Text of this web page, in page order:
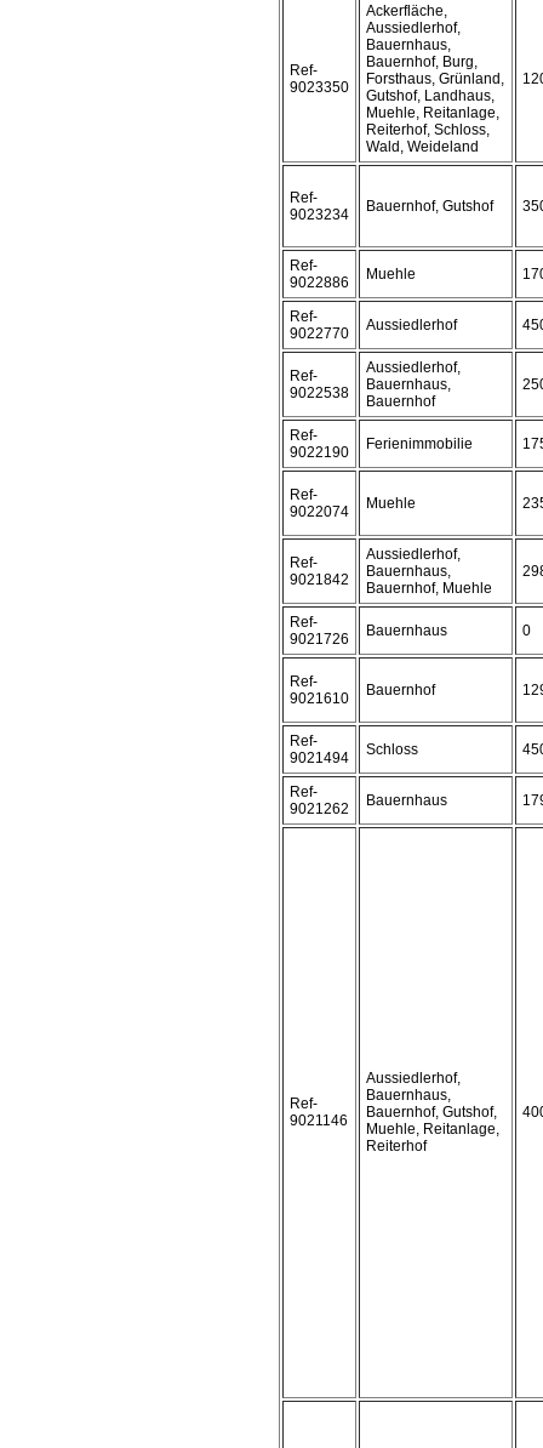
Ref-
9023350
Ackerfläche,
Aussiedlerhof,
Bauernhaus,
Bauernhof, Burg,
Forsthaus, Grünland,
Gutshof, Landhaus,
Muehle, Reitanlage,
Reiterhof, Schloss,
Wald, Weideland
Ref-
9023234
Bauernhof, Gutshof
Ref-
9022886
Muehle
Ref-
9022770
Aussiedlerhof
Ref-
9022538
Aussiedlerhof,
Bauernhaus,
Bauernhof
Ref-
9022190
Ferienimmobilie
Ref-
9022074
Muehle
Ref-
9021842
Aussiedlerhof,
Bauernhaus,
Bauernhof, Muehle
Ref-
9021726
Bauernhaus 0
Ref-
9021610
Bauernhof
Ref-
9021494
Schloss
Ref-
9021262
Bauernhaus
Ref-
9021146
Aussiedlerhof,
Bauernhaus,
Bauernhof, Gutshof,
Muehle, Reitanlage,
Reiterhof